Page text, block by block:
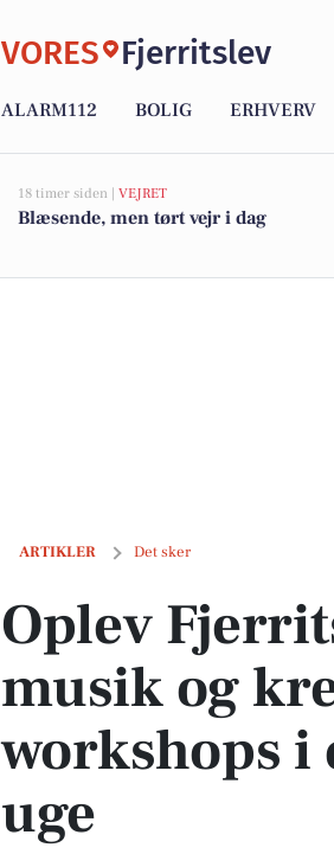
VORES Fjerritslev
ALARM112 BOLIG ERHVERV
18 timer siden | VEJRET
Blæsende, men tørt vejr i dag
ARTIKLER Det sker
Oplev Fjerritslev: Film, musik og kreative
Oplev
musik og
workshops i
uge